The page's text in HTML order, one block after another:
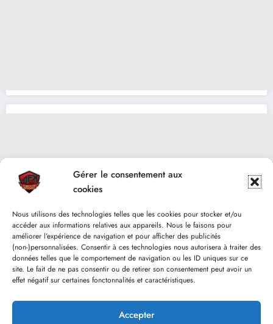
Gérer le consentement aux
cookies
Nous utilisons des technologies telles que les cookies pour stocker et/ou
accéder aux informations relatives aux appareils. Nous le faisons pour
améliorer l’expérience de navigation et pour afficher des publicités
(non-)personnalisées. Consentir à ces technologies nous autorisera à traiter des
données telles que le comportement de navigation ou les ID uniques sur ce
site. Le fait de ne pas consentir ou de retirer son consentement peut avoir un
effet négatif sur certaines fonctonnalités et caractéristiques.
Accepter